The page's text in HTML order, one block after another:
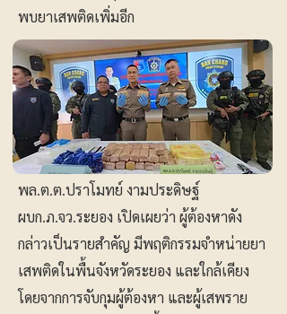
พบยาเสพติดเพิ่มอีก
พล.ต.ต.ปราโมทย์ งามประดิษฐ์
ผบก.ภ.จว.ระยอง เปิดเผยว่า ผู้ต้องหาดัง
กล่าวเป็นรายสำคัญ มีพฤติกรรมจำหน่ายยา
เสพติดในพื้นจังหวัดระยอง และใกล้เคียง
โดยจากการจับกุมผู้ต้องหา และผู้เสพราย